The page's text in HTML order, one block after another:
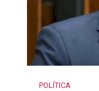
POLÍTICA